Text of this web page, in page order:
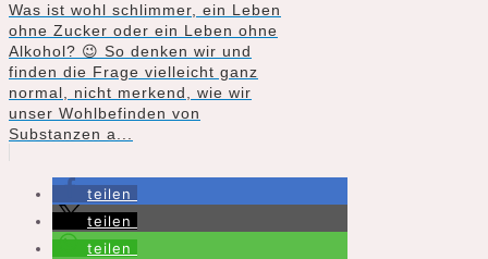
Was ist wohl schlimmer, ein Leben
ohne Zucker oder ein Leben ohne
Alkohol? 😉 So denken wir und
finden die Frage vielleicht ganz
normal, nicht merkend, wie wir
unser Wohlbefinden von
Substanzen a...
teilen
teilen
teilen